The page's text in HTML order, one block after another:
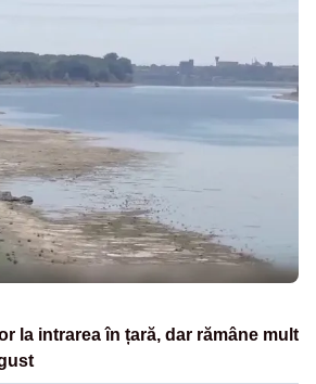
la intrarea în țară, dar rămâne mult